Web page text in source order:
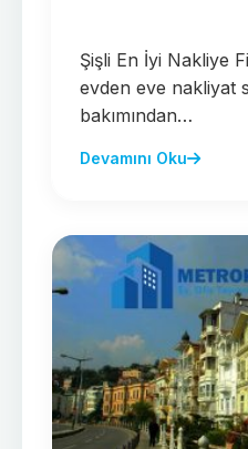
Şişli En İyi Nakliye
evden eve nakliyat
bakımından…
Devamını Oku